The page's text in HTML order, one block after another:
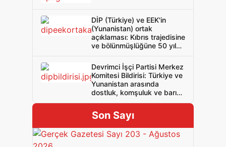
DİP (Türkiye) ve EEK'in
(Yunanistan) ortak
açıklaması: Kıbrıs trajedisine
ve bölünmüşlüğüne 50 yıl
Türk Kıbrıslılar, bölünmeye,
işgale ve emperyalizme
karşı birleşin ve birlikte
mücadele edin! Bağımsız
Birleşik Sosyalist Kıbrıs!
Devrimci İşçi Partisi Merkez
Komitesi Bildirisi: Türkiye ve
Yunanistan arasında
dostluk, komşuluk ve barış
iktidarlara hayır!
Son Sayı